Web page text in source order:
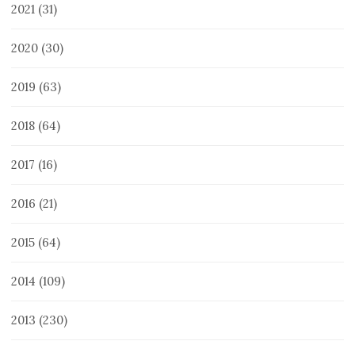
2021 (31)
2020 (30)
2019 (63)
2018 (64)
2017 (16)
2016 (21)
2015 (64)
2014 (109)
2013 (230)